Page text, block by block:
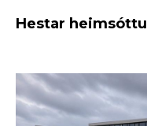
Hestar